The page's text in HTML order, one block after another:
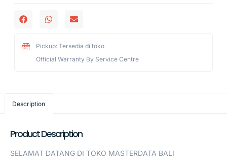
Pickup: Tersedia di toko
Official Warranty By Service Centre
Description
Product Description
SELAMAT DATANG DI TOKO MASTERDATA BALI